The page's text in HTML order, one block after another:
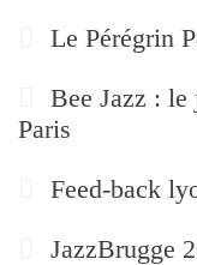
Le Pérégrin
Bee Jazz : le
Paris
Feed-back
JazzBrugge